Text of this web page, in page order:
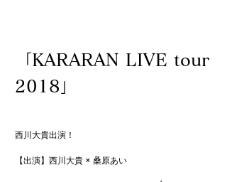
「KARARAN LIVE tour
2018」
西川大貴出演！
【出演】西川大貴 × 桑原あい